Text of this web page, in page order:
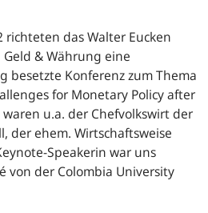
richteten das Walter Eucken
& Währung eine
besetzte Konferenz zum Thema
for Monetary Policy after
u.a. der Chefvolkswirt der
der ehem. Wirtschaftsweise
Speakerin war uns
von der Colombia University